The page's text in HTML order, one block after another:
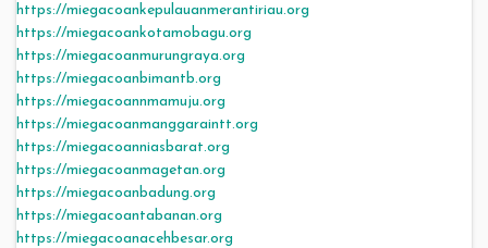
https://miegacoankepulauanmerantiriau.org
https://miegacoankotamobagu.org
https://miegacoanmurungraya.org
https://miegacoanbimantb.org
https://miegacoannmamuju.org
https://miegacoanmanggaraintt.org
https://miegacoanniasbarat.org
https://miegacoanmagetan.org
https://miegacoanbadung.org
https://miegacoantabanan.org
https://miegacoanacehbesar.org